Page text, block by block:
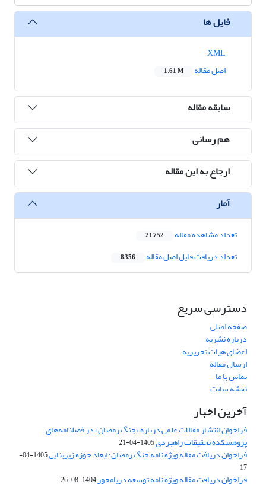
فایل ها
اصل مقاله
1.61 M
سابقه مقاله
هم رسانی
ارجاع به این مقاله
آمار
تعداد مشاهده مقاله 21,752
تعداد دریافت فایل اصل مقاله 8,356
دسترسی سریع
صفحه اصلی
درباره نشریه
اعضای هیات تحریریه
ارسال مقاله
تماس با ما
نقشه سایت
آخرین اخبار
فراخوان انتشار مقالات علمی درباره «جنگ رمضان» در فصلنامه‌های
پژوهشکده تحقیقات راهبردی1405-04-21
فراخوان دریافت مقاله ویژه نامه جنگ رمضان؛ ابعاد حوزه زیربنایی
1405-04-
17
فراخوان دریافت مقاله ویژه نامه توسعه دریامحور1404-08-26